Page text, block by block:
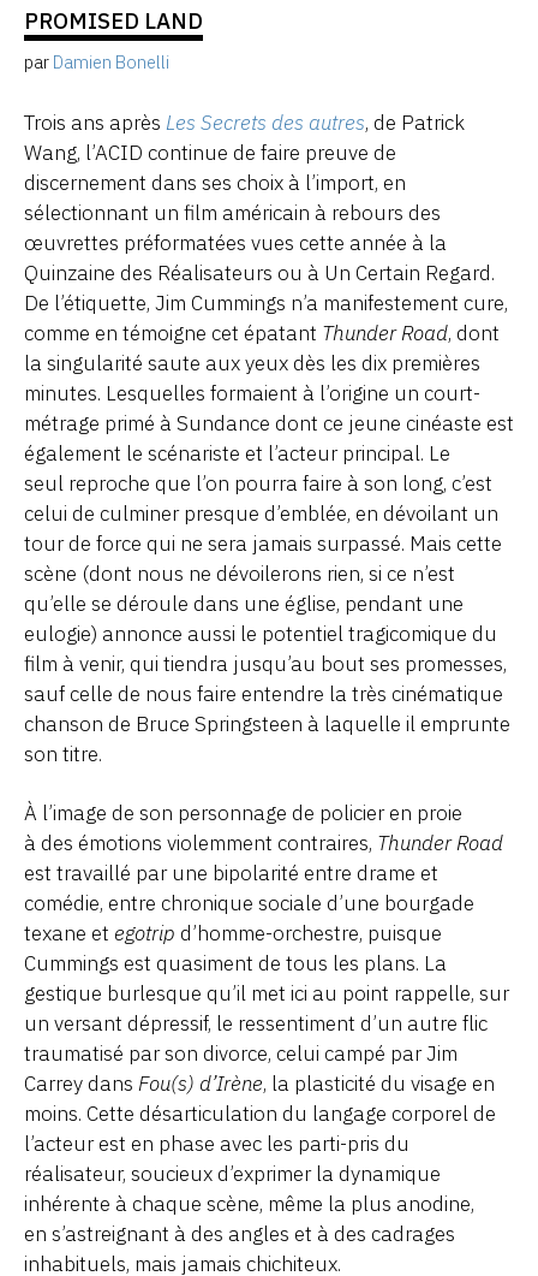
PROMISED LAND
par Damien Bonelli
Trois ans après Les Secrets des autres, de Patrick
Wang, l’ACID continue de faire preuve de
discernement dans ses choix à l’import, en
sélectionnant un film américain à rebours des
œuvrettes préformatées vues cette année à la
Quinzaine des Réalisateurs ou à Un Certain Regard.
De l’étiquette, Jim Cummings n’a manifestement cure,
comme en témoigne cet épatant Thunder Road, dont
la singularité saute aux yeux dès les dix premières
minutes. Lesquelles formaient à l’origine un court-
métrage primé à Sundance dont ce jeune cinéaste est
également le scénariste et l’acteur principal. Le
seul reproche que l’on pourra faire à son long, c’est
celui de culminer presque d’emblée, en dévoilant un
tour de force qui ne sera jamais surpassé. Mais cette
scène (dont nous ne dévoilerons rien, si ce n’est
qu’elle se déroule dans une église, pendant une
eulogie) annonce aussi le potentiel tragicomique du
film à venir, qui tiendra jusqu’au bout ses promesses,
sauf celle de nous faire entendre la très cinématique
chanson de Bruce Springsteen à laquelle il emprunte
son titre.
À l’image de son personnage de policier en proie
à des émotions violemment contraires, Thunder Road
est travaillé par une bipolarité entre drame et
comédie, entre chronique sociale d’une bourgade
texane et egotrip d’homme-orchestre, puisque
Cummings est quasiment de tous les plans. La
gestique burlesque qu’il met ici au point rappelle, sur
un versant dépressif, le ressentiment d’un autre flic
traumatisé par son divorce, celui campé par Jim
Carrey dans Fou(s) d’Irène, la plasticité du visage en
moins. Cette désarticulation du langage corporel de
l’acteur est en phase avec les parti-pris du
réalisateur, soucieux d’exprimer la dynamique
inhérente à chaque scène, même la plus anodine,
en s’astreignant à des angles et à des cadrages
inhabituels, mais jamais chichiteux.